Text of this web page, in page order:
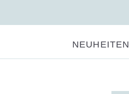
NEUHEITEN